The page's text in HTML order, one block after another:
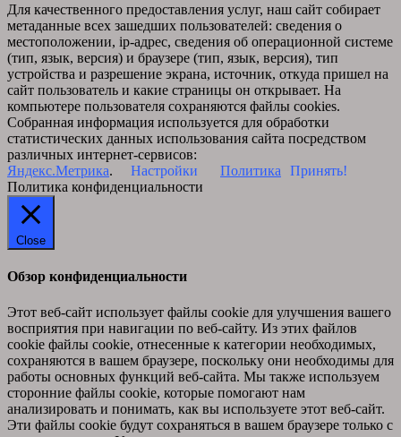
Для качественного предоставления услуг, наш сайт собирает
метаданные всех зашедших пользователей: сведения о
местоположении, ip-адрес, сведения об операционной системе
(тип, язык, версия) и браузере (тип, язык, версия), тип
устройства и разрешение экрана, источник, откуда пришел на
сайт пользователь и какие страницы он открывает. На
компьютере пользователя сохраняются файлы cookies.
Собранная информация используется для обработки
статистических данных использования сайта посредством
различных интернет-сервисов:
Яндекс.Метрика. Настройки Политика
Принять!
Политика конфиденциальности
Close
Обзор конфиденциальности
Этот веб-сайт использует файлы cookie для улучшения вашего
восприятия при навигации по веб-сайту. Из этих файлов
cookie файлы cookie, отнесенные к категории необходимых,
сохраняются в вашем браузере, поскольку они необходимы для
работы основных функций веб-сайта. Мы также используем
сторонние файлы cookie, которые помогают нам
анализировать и понимать, как вы используете этот веб-сайт.
Эти файлы cookie будут сохраняться в вашем браузере только с